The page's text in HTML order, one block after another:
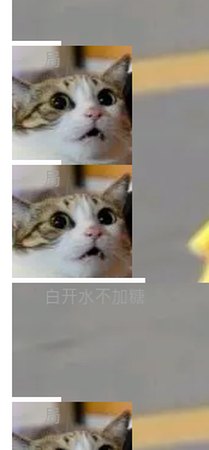
Harness 负责把能力落
具、读写文件、管理上下
环。崔添翼招人的标...
理解、推理、生成与编辑
量大小，将能力推进到
更复杂的视觉控制和可持
1，U1.5-Lite-Preview
提升： 原生支持4K图像
理、细节与真实世界质
生成与复杂版式组织； 更
nap。这次是 hwctl——
硬件认证状态的命令行工
Alan Griffiths 在邮件列
tl 是一个 Ubuntu 专有的
是 Ubuntu 专有的，不会
所以 deb 版本的受众实
untu 用户在用，那用
的。 从 deb 到 snap 的
hwlib 硬件 API 库的一部
局
Dario Amodei 担心新
只为金钱，不为使命
顶级 AI 研究员在两家公
隔了几天。 Lilian
离开 Thinking
创始人的角色「太累了」
ation 就曝出她将重回
改进方向的研究。她是
一在人才争夺战中失血的
连失两员大将：Noam
局
FFmpeg 9.0 发布
FFmpeg 9.0 现已发布
新日志列出的 9.0 版本
er HE-AAC 960 解码
filter 添加 AMF Frame
白开水不加糖
Code 在 X 上发帖：「
tokens on August 1st.
局